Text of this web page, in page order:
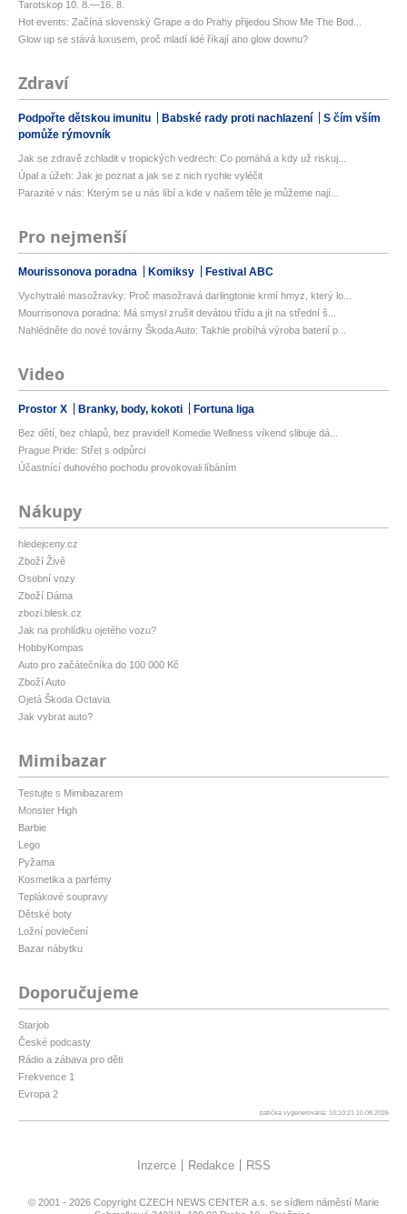
Tarotskop 10. 8.—16. 8.
Hot events: Začíná slovenský Grape a do Prahy přijedou Show Me The Bod...
Glow up se stává luxusem, proč mladí lidé říkají ano glow downu?
Zdraví
Podpořte dětskou imunitu Babské rady proti nachlazení
S čím vším
pomůže rýmovník
Jak se zdravě zchladit v tropických vedrech: Co pomáhá a kdy už riskuj...
Úpal a úžeh: Jak je poznat a jak se z nich rychle vyléčit
Parazité v nás: Kterým se u nás líbí a kde v našem těle je můžeme nají...
Pro nejmenší
Mourissonova poradna Komiksy Festival ABC
Vychytralé masožravky: Proč masožravá darlingtonie krmí hmyz, který lo...
Mourrisonova poradna: Má smysl zrušit devátou třídu a jít na střední š...
Nahlédněte do nové továrny Škoda Auto: Takhle probíhá výroba baterií p...
Video
Prostor X Branky, body, kokoti Fortuna liga
Bez dětí, bez chlapů, bez pravidel! Komedie Wellness víkend slibuje dá...
Prague Pride: Střet s odpůrci
Účastnící duhového pochodu provokovali líbáním
Nákupy
hledejceny.cz
Zboží Živě
Osobní vozy
Zboží Dáma
zbozi.blesk.cz
Jak na prohlídku ojetého vozu?
HobbyKompas
Auto pro začátečníka do 100 000 Kč
Zboží Auto
Ojetá Škoda Octavia
Jak vybrat auto?
Mimibazar
Testujte s Mimibazarem
Monster High
Barbie
Lego
Pyžama
Kosmetika a parfémy
Teplákové soupravy
Dětské boty
Ložní povlečení
Bazar nábytku
Doporučujeme
Starjob
České podcasty
Rádio a zábava pro děti
Frekvence 1
Evropa 2
patička vygenerovaná: 10:10:21 10.08.2026
Inzerce Redakce RSS
© 2001 - 2026 Copyright CZECH NEWS CENTER a.s. se sídlem náměstí Marie